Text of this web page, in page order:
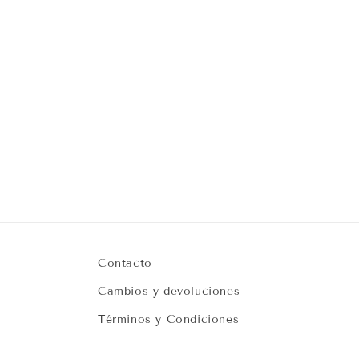
Contacto
Cambios y devoluciones
Términos y Condiciones